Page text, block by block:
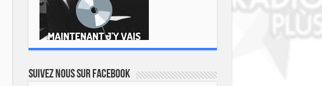
Suivez nous sur Facebook